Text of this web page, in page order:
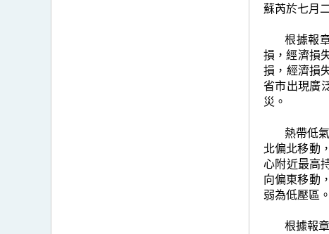
蘇芮於七月
根據報
損，經濟損
損，經濟損
省市出現廣
災。
熱帶低
北偏北移動
心附近最高
向偏東移動
弱為低壓區。
根據報